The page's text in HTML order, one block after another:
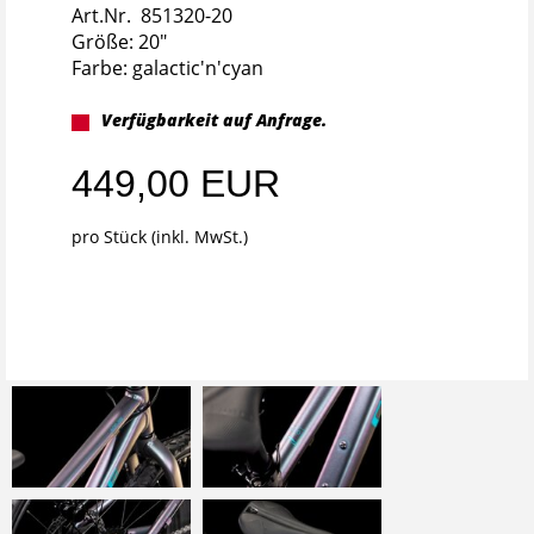
Art.Nr. 851320-20
Größe: 20"
Farbe: galactic'n'cyan
Verfügbarkeit auf Anfrage.
449,00 EUR
pro Stück (inkl. MwSt.)